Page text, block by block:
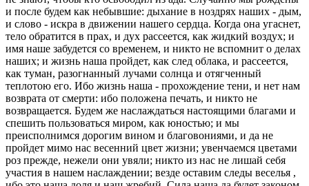
и после будем как небывшие: дыхание в ноздрях наших - дым,
и слово - искра в движении нашего сердца. Когда она угаснет,
тело обратится в прах, и дух рассеется, как жидкий воздух; и
имя наше забудется со временем, и никто не вспомнит о делах
наших; и жизнь наша пройдет, как след облака, и рассеется,
как туман, разогнанный лучами солнца и отягченный
теплотою его. Ибо жизнь наша - прохождение тени, и нет нам
возврата от смерти: ибо положена печать, и никто не
возвращается. Будем же наслаждаться настоящими благами и
спешить пользоваться миром, как юностью; и мы
преисполнимся дорогим вином и благовониями, и да не
пройдет мимо нас весенний цвет жизни; увенчаемся цветами
роз прежде, нежели они увяли; никто из нас не лишай себя
участия в нашем наслаждении; везде оставим следы веселья ,